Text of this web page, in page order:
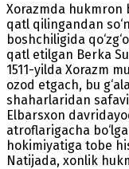
Xorazmda hukmron
qatl qilingandan
boshchiligida
qatl etilgan Berka
1511-yilda Xorazm
ozod etgach, bu
shaharlaridan
Elbarsxon
atroflarigacha
hokimiyatiga tobe
Natijada, xonlik